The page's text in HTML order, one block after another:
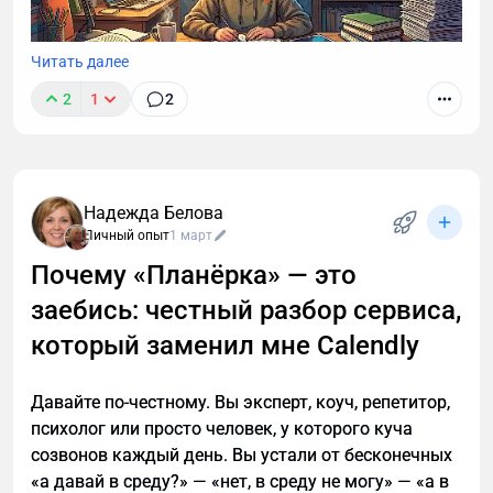
первые 300к прибыли.
Госуслуги и рост
Самозанятый за 5 мин (налог 4-6%), чеки через app
К 3 месяцам автоматизировал рассылки (GetCourse
+ бот), подключил VK Ads (бюджет 15к, ROI 350%).
Оборот 400к/мес, прибыль 150к. Нанял
фрилансера-монтажера за 15к/мес.
Upsell: “Курс + коучинг -20%”. Telegram-канал — 5к,
год, прибыль 700к (маржа 35%). Команда: 1
модератор + фрилансеры (реклама 20к/кампания).
Научитесь запоминать быстрее и эффективнее:
важность сна. Простые техники, которые помогут
выучить всё к экзаменам и сохранить
спокойствие.
Читать далее
2 1 2
Надежда Белова
Личный опыт1 март
Почему «Планёрка» — это
заебись: честный разбор сервиса,
который заменил мне Calendly
Давайте по-честному. Вы эксперт, коуч, репетитор,
психолог или просто человек, у которого куча
созвонов каждый день. Вы устали от бесконечных
«а давай в среду?» — «нет, в среду не могу» — «а в